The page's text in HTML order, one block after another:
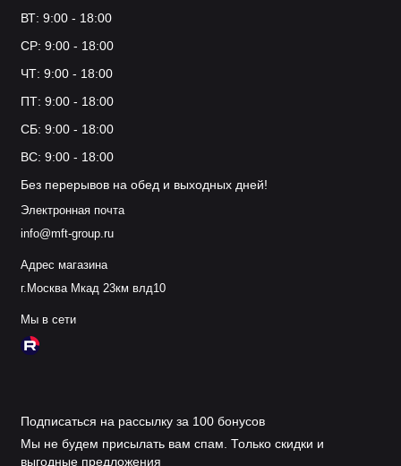
ВТ: 9:00 - 18:00
СР: 9:00 - 18:00
ЧТ: 9:00 - 18:00
ПТ: 9:00 - 18:00
СБ: 9:00 - 18:00
ВС: 9:00 - 18:00
Без перерывов на обед и выходных дней!
Электронная почта
info@mft-group.ru
Адрес магазина
г.Москва Мкад 23км влд10
Мы в сети
Подписаться на рассылку за 100 бонусов
Мы не будем присылать вам спам. Только скидки и
выгодные предложения